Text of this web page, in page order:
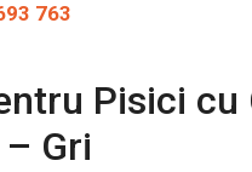
763
Pisici cu
Gri